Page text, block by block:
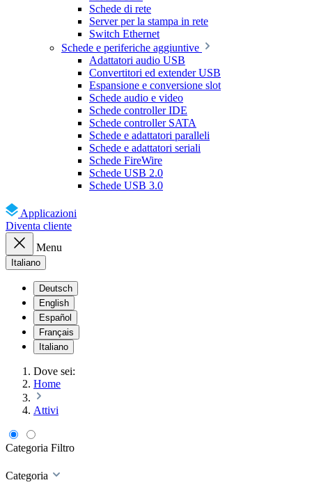
Schede di rete
Server per la stampa in rete
Switch Ethernet
Schede e periferiche aggiuntive
Adattatori audio USB
Convertitori ed extender USB
Espansione e conversione slot
Schede audio e video
Schede controller IDE
Schede controller SATA
Schede e adattatori paralleli
Schede e adattatori seriali
Schede FireWire
Schede USB 2.0
Schede USB 3.0
Applicazioni
Diventa cliente
Menu
Italiano
Deutsch
English
Español
Français
Italiano
Dove sei:
Home
Attivi
Categoria Filtro
Categoria